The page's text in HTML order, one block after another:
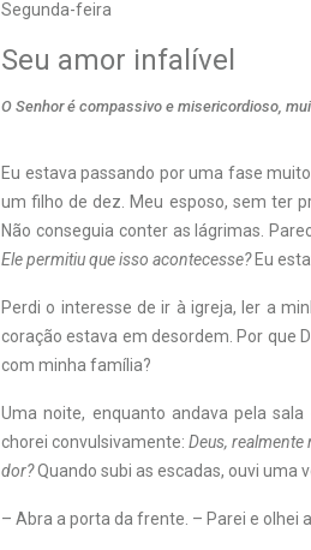
Segunda-feira
Seu amor infalível
O Senhor é compassivo e misericordioso,
Eu estava passando por uma fase
um filho de dez. Meu esposo, sem ter
Não conseguia conter as lágrimas.
Ele permitiu que isso acontecesse? Eu
Perdi o interesse de ir à igreja, ler a
coração estava em desordem. Por que
com minha família?
Uma noite, enquanto andava pela
chorei convulsivamente: Deus, realmente
dor?Quando subi as escadas, ouvi uma
– Abra a porta da frente. – Parei e olhei